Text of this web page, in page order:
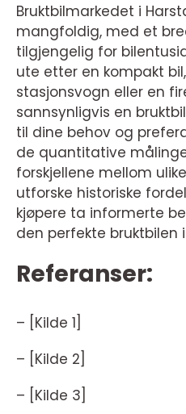
Bruktbilmarkedet i
mangfoldig, med et
tilgjengelig for
ute etter en kompakt bil,
stasjonsvogn eller en
sannsynligvis en
til dine behov og
de quantitative
forskjellene mellom
utforske historiske
kjøpere ta informerte
den perfekte bruktbilen
Referanser:
– [Kilde 1]
– [Kilde 2]
– [Kilde 3]